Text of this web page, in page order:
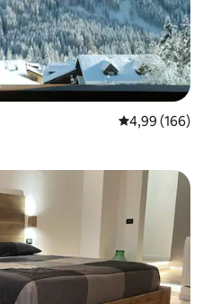
4,99 de uma
4,99 (166)